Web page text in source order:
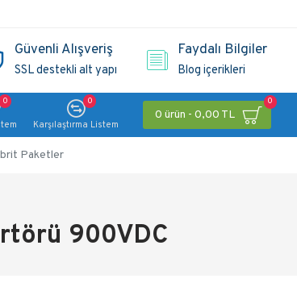
Güvenli Alışveriş
SSL destekli alt yapı
Faydalı Bilgiler
Blog içerikleri
0
Karşılaştırma Listem
0
0 ürün - 0,00 TL
0
Paketler
900VDC